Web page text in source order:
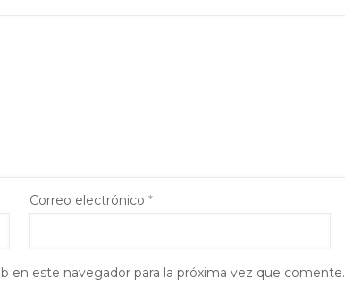
Correo electrónico *
en este navegador para la próxima vez que comente.